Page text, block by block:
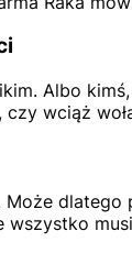
Albo
wciąż
Może
wszystko